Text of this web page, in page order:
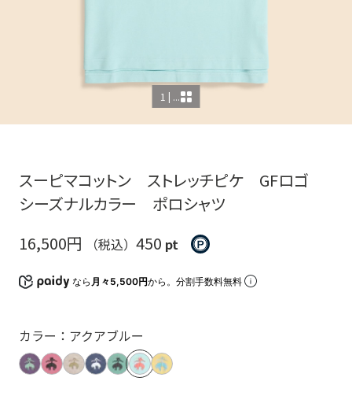
1 | ...
スーピマコットン ストレッチピケ GFロゴ
シーズナルカラー ポロシャツ
16,500円
（税込） 450 pt
なら 月々5,500円から。分割手数料無料
カラー：アクアブルー